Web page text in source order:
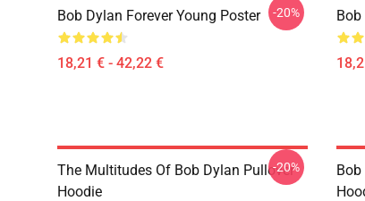
Bob Dylan Forever Young Poster
18,21 € - 42,22 €
-20%
The Multitudes Of Bob Dylan Pullover
Hoodie
-20%
Bob